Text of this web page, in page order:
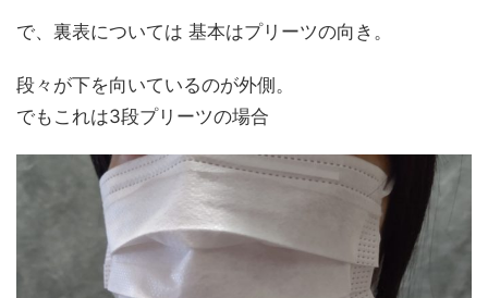
で、裏表については 基本はプリーツの向き。
段々が下を向いているのが外側。
でもこれは3段プリーツの場合